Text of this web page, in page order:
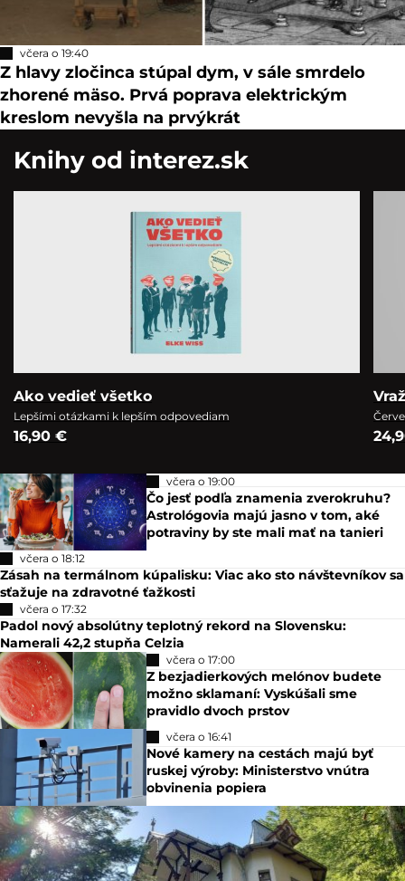
včera o 19:40
Z hlavy zločinca stúpal dym, v sále smrdelo
zhorené mäso. Prvá poprava elektrickým
kreslom nevyšla na prvýkrát
Knihy od interez.sk
Ako vedieť všetko
Lepšími otázkami k lepším odpovediam
16,90 €
včera o 19:00
Čo jesť podľa znamenia zverokruhu?
Astrológovia majú jasno v tom, aké
potraviny by ste mali mať na tanieri
včera o 18:12
Zásah na termálnom kúpalisku: Viac ako sto návštevníkov sa
sťažuje na zdravotné ťažkosti
včera o 17:32
Padol nový absolútny teplotný rekord na Slovensku:
Namerali 42,2 stupňa Celzia
včera o 17:00
Z bezjadierkových melónov budete
možno sklamaní: Vyskúšali sme
pravidlo dvoch prstov
včera o 16:41
Nové kamery na cestách majú byť
ruskej výroby: Ministerstvo vnútra
obvinenia popiera